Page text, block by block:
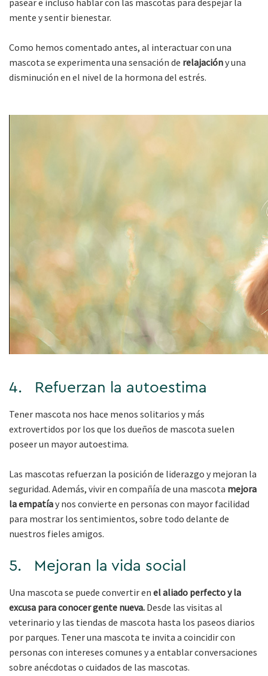
pasear e incluso hablar con las mascotas para despejar la
mente y sentir bienestar.
Como hemos comentado antes, al interactuar con una
mascota se experimenta una sensación de relajacióny una
disminución en el nivel de la hormona del estrés.
4. Refuerzan la autoestima
Tener mascota nos hace menos solitarios y más
extrovertidos por los que los dueños de mascota suelen
poseer un mayor autoestima.
Las mascotas refuerzan la posición de liderazgo y mejoran la
seguridad. Además, vivir en compañía de una mascota mejora
la empatíay nos convierte en personas con mayor facilidad
para mostrar los sentimientos, sobre todo delante de
nuestros fieles amigos.
5. Mejoran la vida social
Una mascota se puede convertir en el aliado perfecto y la
excusa para conocer gente nueva. Desde las visitas al
veterinario y las tiendas de mascota hasta los paseos diarios
por parques. Tener una mascota te invita a coincidir con
personas con intereses comunes y a entablar conversaciones
sobre anécdotas o cuidados de las mascotas.